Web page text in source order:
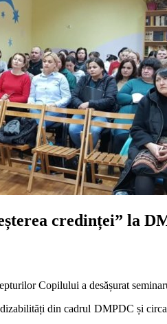
credinței” la
Copilului a desășurat
din cadrul DMPDC și